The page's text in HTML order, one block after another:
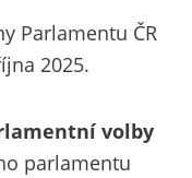
Parlamentu ČR
2025.
volby
parlamentu